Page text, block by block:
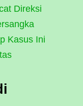
Direksi
Kasus Ini